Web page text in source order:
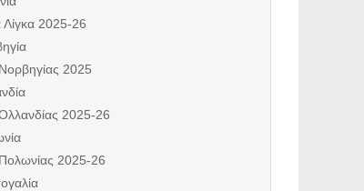
Λίγκα 2025-26
2025
2025-26
2025-26